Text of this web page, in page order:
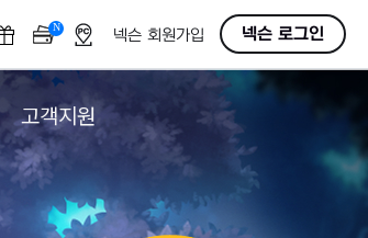
N OFF넥슨 회원가입 넥슨 로그인
고객지원
다운로드
도움말/1:1문의